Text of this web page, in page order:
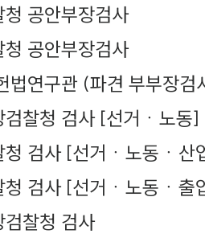
공안부장검사
공안부장검사
법연구관 (파견 부부장검
찰청 검사 [선거ㆍ노동]
검사 [선거ㆍ노동ㆍ산
검사 [선거ㆍ노동ㆍ출
찰청 검사